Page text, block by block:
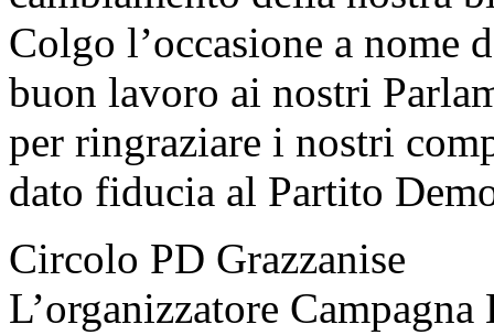
Colgo l’occasione a
buon lavoro ai nostri
per ringraziare i nostri
dato fiducia al Partito
Circolo PD Grazzanise
L’organizzatore Campagna